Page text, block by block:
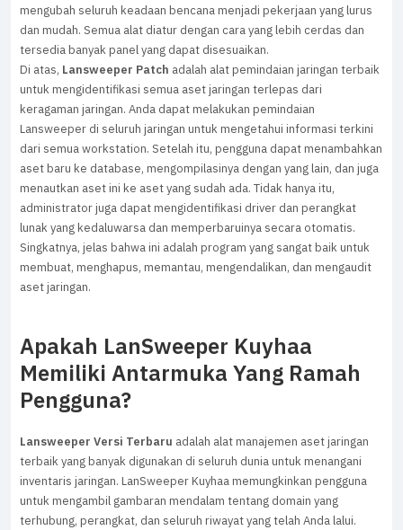
mengubah seluruh keadaan bencana menjadi pekerjaan yang lurus
dan mudah. Semua alat diatur dengan cara yang lebih cerdas dan
tersedia banyak panel yang dapat disesuaikan.
Di atas, Lansweeper Patch adalah alat pemindaian jaringan terbaik
untuk mengidentifikasi semua aset jaringan terlepas dari
keragaman jaringan. Anda dapat melakukan pemindaian
Lansweeper di seluruh jaringan untuk mengetahui informasi terkini
dari semua workstation. Setelah itu, pengguna dapat menambahkan
aset baru ke database, mengompilasinya dengan yang lain, dan juga
menautkan aset ini ke aset yang sudah ada. Tidak hanya itu,
administrator juga dapat mengidentifikasi driver dan perangkat
lunak yang kedaluwarsa dan memperbaruinya secara otomatis.
Singkatnya, jelas bahwa ini adalah program yang sangat baik untuk
membuat, menghapus, memantau, mengendalikan, dan mengaudit
aset jaringan.
Apakah LanSweeper Kuyhaa
Memiliki Antarmuka Yang Ramah
Pengguna?
Lansweeper Versi Terbaru adalah alat manajemen aset jaringan
terbaik yang banyak digunakan di seluruh dunia untuk menangani
inventaris jaringan. LanSweeper Kuyhaa memungkinkan pengguna
untuk mengambil gambaran mendalam tentang domain yang
terhubung, perangkat, dan seluruh riwayat yang telah Anda lalui.